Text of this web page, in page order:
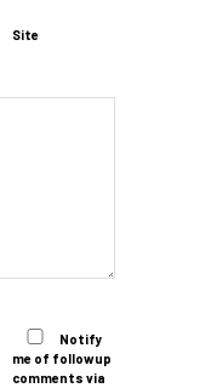
Site
Notify
me of followup
comments via